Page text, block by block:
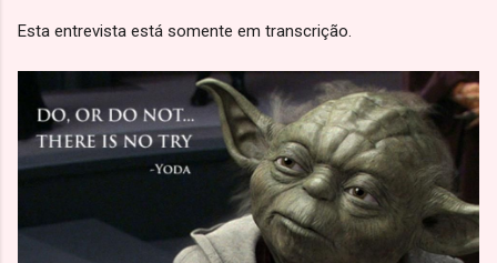
Esta entrevista está somente em transcrição.